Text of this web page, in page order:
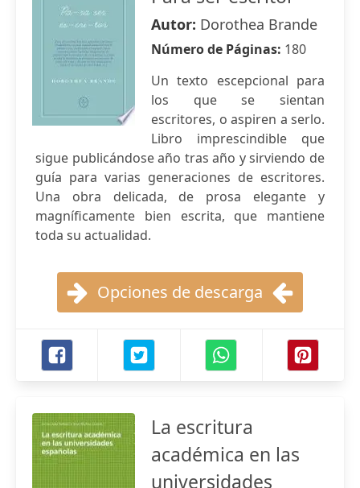
Autor: Dorothea Brande
Número de Páginas: 180
Un texto escepcional para
los que se sientan
escritores, o aspiren a serlo.
Libro imprescindible que
sigue publicándose año tras año y sirviendo de
guía para varias generaciones de escritores.
Una obra delicada, de prosa elegante y
magníficamente bien escrita, que mantiene
toda su actualidad.
Opciones de descarga
La escritura
académica en las
universidades